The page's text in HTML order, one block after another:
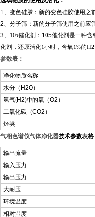
1、 变色硅胶： 新的变色硅胶使用之
2、 分子筛： 新的分子筛使用之前应
3、 105催化剂： 105催化剂是一种含
化剂，还原活化1小时，含氧1%的H2
参数表：
净化物质名称
水分（ H2O）
氢气(H2)中的氧（O2 ）
二氧化碳（CO2 ）
烃类
气相色谱仪气体净化器技术参数表格
输出流量
输入压力
输出压力
大耐压
环境温度
相对湿度